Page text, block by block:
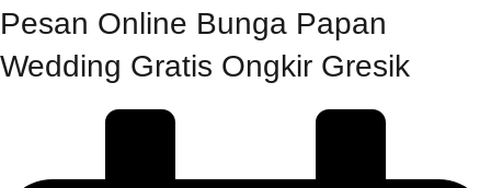
Pesan Online Bunga Papan
Wedding Gratis Ongkir Gresik